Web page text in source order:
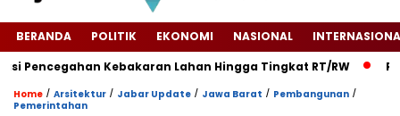
BERANDA POLITIK EKONOMI NASIONAL
Kebakaran Lahan Hingga Tingkat RT/RW‎
Home / Arsitektur / Jabar Update / Jawa Barat / Pembangunan /
Pemerintahan